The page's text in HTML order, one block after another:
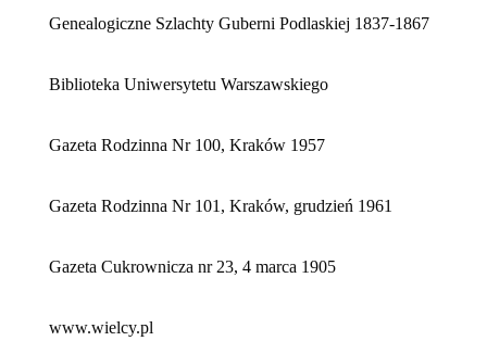
Genealogiczne Szlachty Guberni Podlaskiej 1837-1867
Biblioteka Uniwersytetu Warszawskiego
Gazeta Rodzinna Nr 100, Kraków 1957
Gazeta Rodzinna Nr 101, Kraków, grudzień 1961
Gazeta Cukrownicza nr 23, 4 marca 1905
www.wielcy.pl